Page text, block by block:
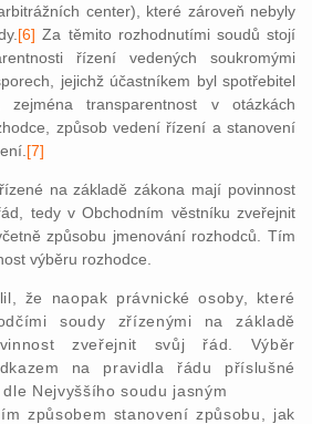
center), které zároveň nebyly
[6] Za těmito rozhodnutími soudů stojí
řízení vedených soukromými
jejichž účastníkem byl spotřebitel
transparentnost v otázkách
způsob vedení řízení a stanovení
[7]
na základě zákona mají povinnost
tedy v Obchodním věstníku zveřejnit
způsobu jmenování rozhodců. Tím
výběru rozhodce.
že naopak právnické osoby, které
soudy zřízenými na základě
zveřejnit svůj řád. Výběr
na pravidla řádu příslušné
Nejvyššího soudu jasným
způsobem stanovení způsobu, jak